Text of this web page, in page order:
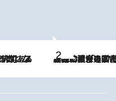
2026.8.3
慶應幼稚舎の図書室からテレビの世界に飛び込んだ阿川佐和子（72）